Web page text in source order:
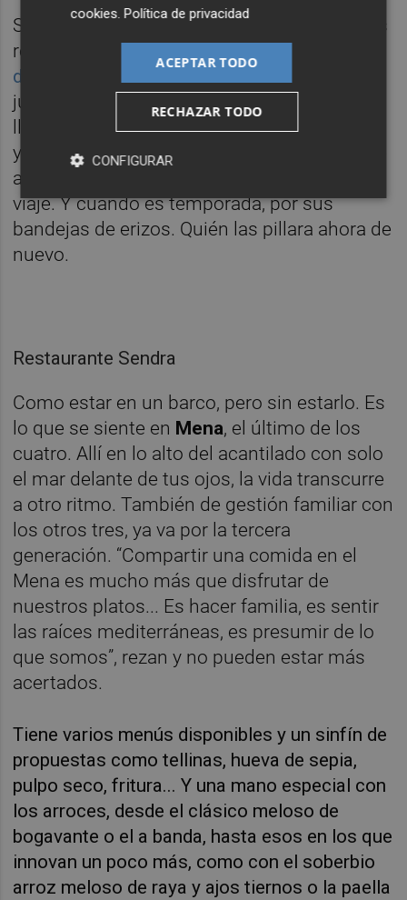
Si siguiéramos por esa línea recta, que no es
recta, nos encontraríamos con
donde el pulpo seco es el rey
junto al restaurante al sol y los cocinan a la
llama, para después cortarlo en finas lascas
y aderezarlo nada más que con un chorro de
aceite. Ya solo por eso merece la pena el
viaje. Y cuando es temporada, por sus
bandejas de erizos. Quién las pillara ahora de
nuevo.
Restaurante Sendra
Como estar en un barco, pero sin estarlo. Es
lo que se siente en Mena, el último de los
cuatro. Allí en lo alto del acantilado con solo
el mar delante de tus ojos, la vida transcurre
a otro ritmo. También de gestión familiar con
los otros tres, ya va por la tercera
generación. “Compartir una comida en el
Mena es mucho más que disfrutar de
nuestros platos... Es hacer familia, es sentir
las raíces mediterráneas, es presumir de lo
que somos”, rezan y no pueden estar más
acertados.
Tiene varios menús disponibles y un sinfín de
propuestas como tellinas, hueva de sepia,
pulpo seco, fritura... Y una mano especial con
los arroces, desde el clásico meloso de
bogavante o el a banda, hasta esos en los que
innovan un poco más, como con el soberbio
arroz meloso de raya y ajos tiernos o la paella
cookies.Política de privacidad
ACEPTAR TODO
RECHAZAR TODO
CONFIGURAR